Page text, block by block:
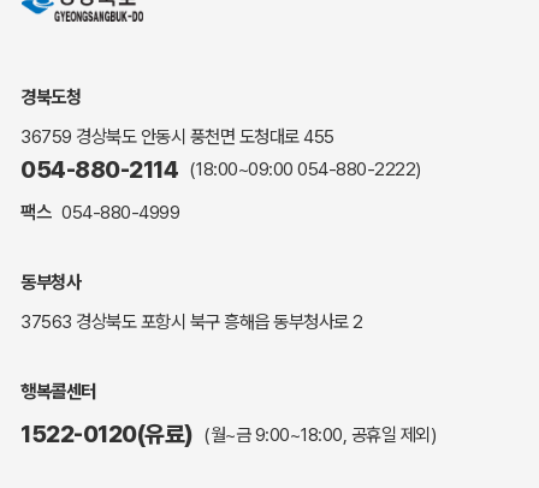
민원안내
해명·설명자료
자주하는 질문
복지신문고
세입세출예산서
업무추진비 공개
주민참여예산제도
경북도청
36759 경상북도 안동시 풍천면 도청대로 455
054-880-2114 (18:00~09:00 054-880-2222)
팩스 054-880-4999
동부청사
37563 경상북도 포항시 북구 흥해읍 동부청사로 2
행복콜센터
1522-0120(유료) (월~금 9:00~18:00, 공휴일 제외)